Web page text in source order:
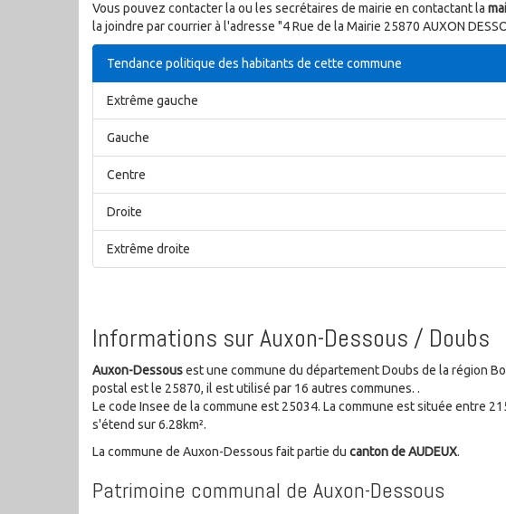
Vous pouvez contacter la ou les secrétaires de mairie en contactant la
la joindre par courrier à l'adresse "4 Rue de la Mairie 25870 AUXON
Tendance politique des habitants de cette commune
Extrême gauche
Gauche
Centre
Droite
Extrême droite
Informations sur Auxon-Dessous / Doubs
Auxon-Dessousest une commune du département Doubs de la région
postal est le 25870, il est utilisé par 16 autres communes. .
Le code Insee de la commune est 25034. La commune est située entre
s'étend sur 6.28km².
La commune de Auxon-Dessous fait partie du canton de AUDEUX.
Patrimoine communal de Auxon-Dessous